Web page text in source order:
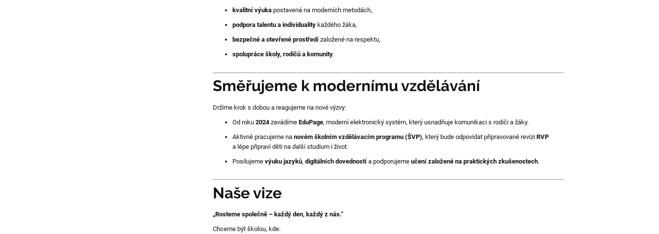
kvalitní výukapostavená na moderních metodách,
podpora talentu a individualitykaždého žáka,
bezpečné a otevřené prostředízaložené na respektu,
spolupráce školy, rodičů a komunity.
Směřujeme k modernímu vzdělávání
Držíme krok s dobou a reagujeme na nové výzvy:
Od roku 2024zavádíme EduPage, moderní elektronický systém, který usnadňuje komunikaci s rodiči a žáky.
Aktivně pracujeme na novém školním vzdělávacím programu (ŠVP), který bude odpovídat připravované revizi RVP
a lépe připraví děti na další studium i život.
Posilujeme výuku jazyků, digitálních dovednostía podporujeme učení založené na praktických zkušenostech.
Naše vize
„Rosteme společně – každý den, každý z nás.“
Chceme být školou, kde: